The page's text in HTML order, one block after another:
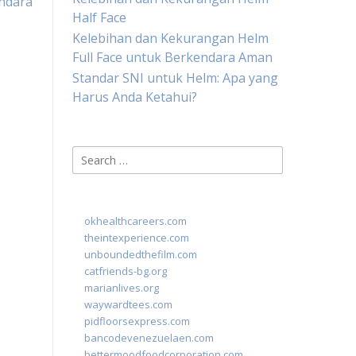
Half Face
Kelebihan dan Kekurangan Helm
Full Face untuk Berkendara Aman
Standar SNI untuk Helm: Apa yang
Harus Anda Ketahui?
Search
for:
okhealthcareers.com
theintexperience.com
unboundedthefilm.com
catfriends-bg.org
marianlives.org
waywardtees.com
pidfloorsexpress.com
bancodevenezuelaen.com